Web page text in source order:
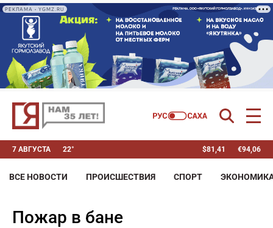
РЕКЛАМА • YGMZ.RU
7 АВГУСТА 22° $81,41 €94,06
ВСЕ НОВОСТИ ПРОИСШЕСТВИЯ СПОРТ
пожар в бане